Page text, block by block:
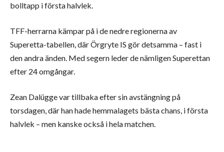
bolltapp i första halvlek.
TFF-herrarna kämpar på i de nedre regionerna av
Superetta-tabellen, där Örgryte IS gör detsamma – fast i
den andra änden. Med segern leder de nämligen Superettan
efter 24 omgångar.
Zean Dalügge var tillbaka efter sin avstängning på
torsdagen, där han hade hemmalagets bästa chans, i första
halvlek – men kanske också i hela matchen.